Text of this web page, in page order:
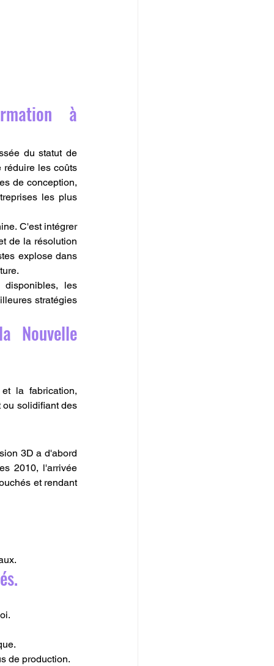
à
du statut de
réduire les coûts
de conception,
les plus
C'est intégrer
de la résolution
explose dans
les
stratégies
Nouvelle
la fabrication,
ou solidifiant des
3D a d'abord
2010, l'arrivée
et rendant
de production.